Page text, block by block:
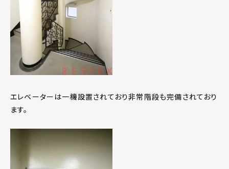
エレベーターは一機設置されており非常階段も完備されており
ます。